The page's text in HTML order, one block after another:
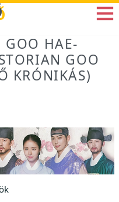
GOO HAE-
GOO
KRÓNIKÁS)